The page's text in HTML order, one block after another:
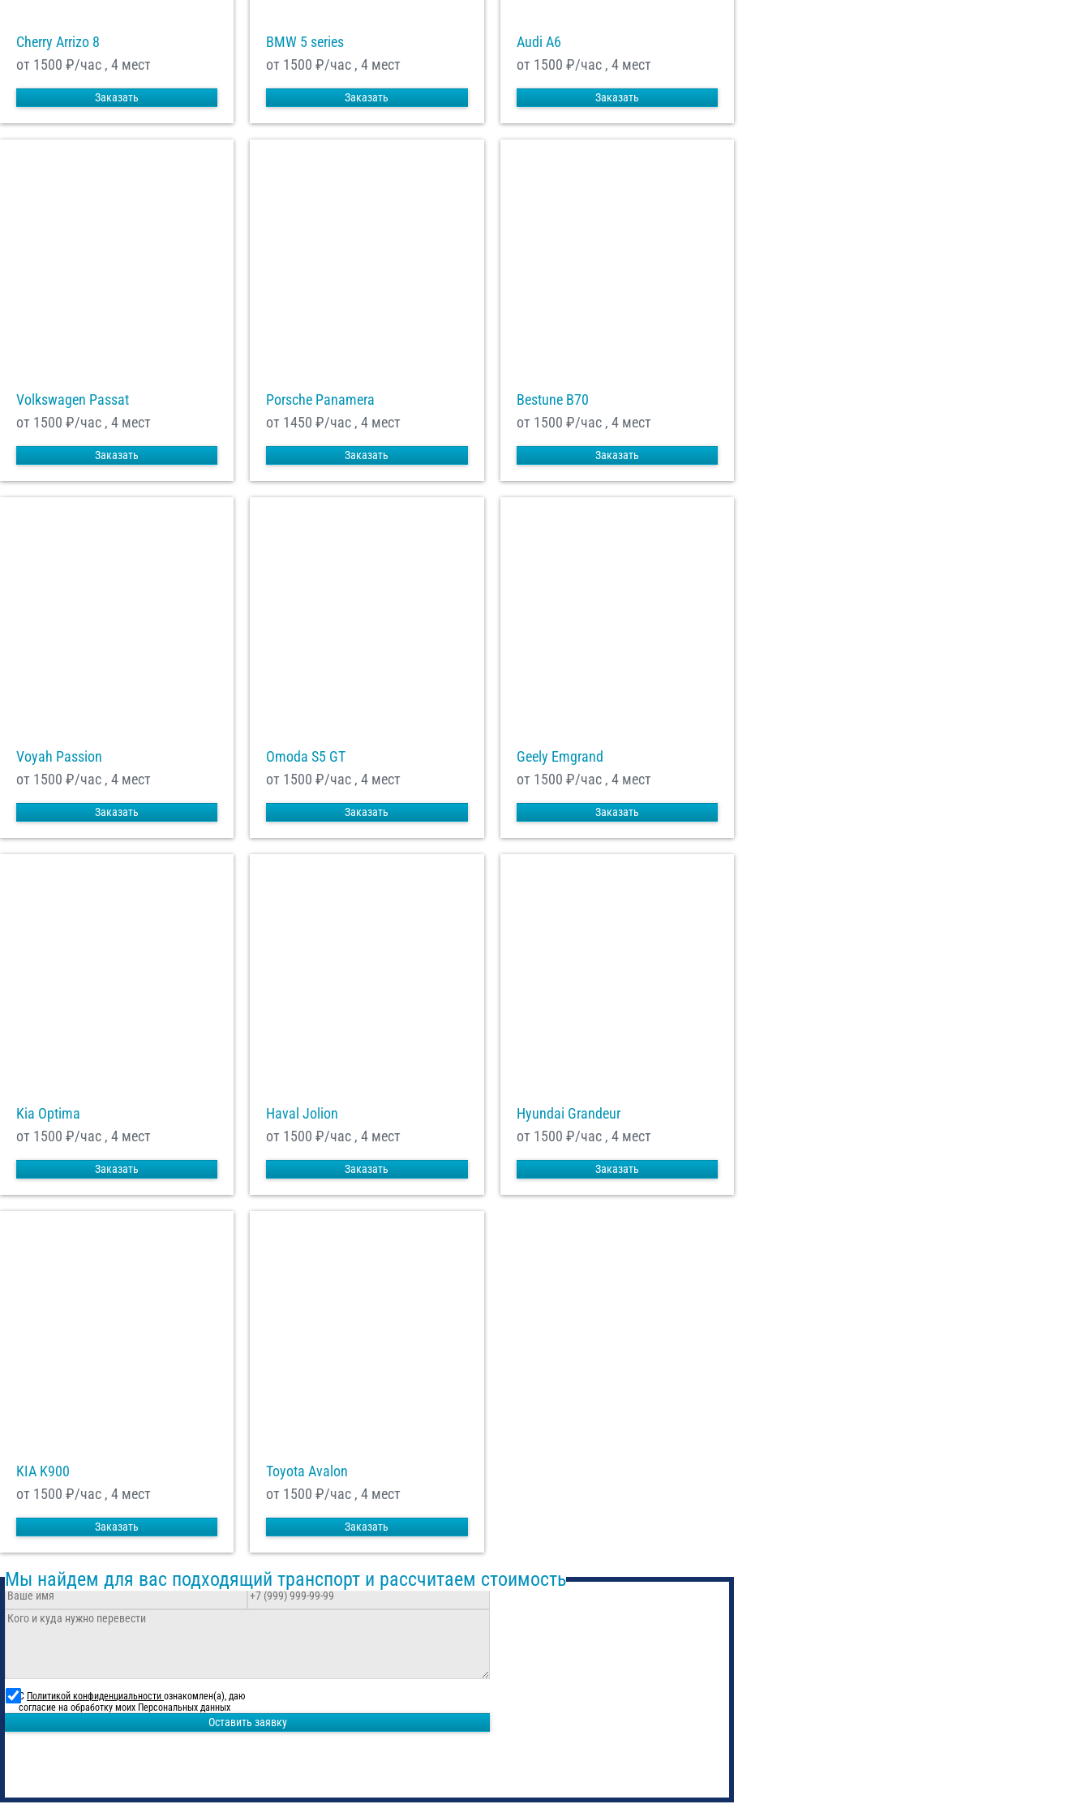
Cherry Arrizo 8
от 1500 ₽/час , 4 мест
Заказать
BMW 5 series
от 1500 ₽/час , 4 мест
Заказать
Audi A6
от 1500 ₽/час , 4 мест
Заказать
Volkswagen Passat
от 1500 ₽/час , 4 мест
Заказать
Porsche Panamera
от 1450 ₽/час , 4 мест
Заказать
Bestune B70
от 1500 ₽/час , 4 мест
Заказать
Voyah Passion
от 1500 ₽/час , 4 мест
Заказать
Omoda S5 GT
от 1500 ₽/час , 4 мест
Заказать
Geely Emgrand
от 1500 ₽/час , 4 мест
Заказать
Kia Optima
от 1500 ₽/час , 4 мест
Заказать
Haval Jolion
от 1500 ₽/час , 4 мест
Заказать
Hyundai Grandeur
от 1500 ₽/час , 4 мест
Заказать
KIA K900
от 1500 ₽/час , 4 мест
Заказать
Toyota Avalon
от 1500 ₽/час , 4 мест
Заказать
Мы найдем для вас подходящий транспорт и рассчитаем стоимость
С Политикой конфиденциальности ознакомлен(а), даю
согласие на обработку моих Персональных данных
Оставить заявку